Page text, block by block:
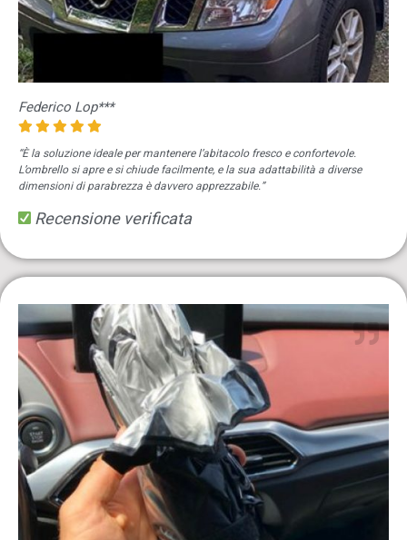
Federico Lop***
“È la soluzione ideale per mantenere l’abitacolo fresco e confortevole.
L’ombrello si apre e si chiude facilmente, e la sua adattabilità a diverse
dimensioni di parabrezza è davvero apprezzabile.”
Recensione verificata